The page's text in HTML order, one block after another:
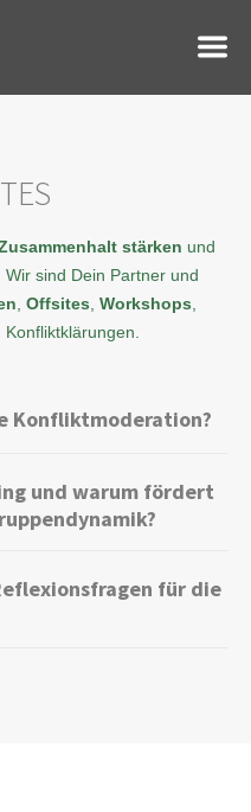
stärken und
sind Dein Partner und
Offsites Workshops
Konfliktmoderation?
und warum fördert
für die